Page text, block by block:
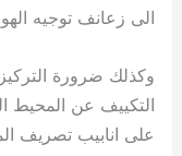
الى زعانف توجيه
وكذلك ضرورة
التكييف عن المحيط
على انابيب تصريف